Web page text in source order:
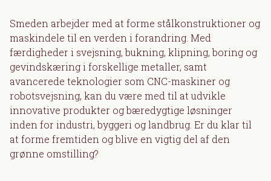
Smeden arbejder med at forme stålkonstruktioner og
maskindele til en verden i forandring. Med
færdigheder i svejsning, bukning, klipning, boring og
gevindskæring i forskellige metaller, samt
avancerede teknologier som CNC-maskiner og
robotsvejsning, kan du være med til at udvikle
innovative produkter og bæredygtige løsninger
inden for industri, byggeri og landbrug. Er du klar til
at forme fremtiden og blive en vigtig del af den
grønne omstilling?